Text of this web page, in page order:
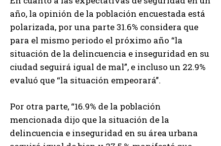
año, la opinión de la población encuestada está
polarizada, por una parte 31.6% considera que
para el mismo periodo el próximo año “la
situación de la delincuencia e inseguridad en su
ciudad seguirá igual de mal”, e incluso un 22.9%
evaluó que “la situación empeorará”.
Por otra parte, “16.9% de la población
mencionada dijo que la situación de la
delincuencia e inseguridad en su área urbana